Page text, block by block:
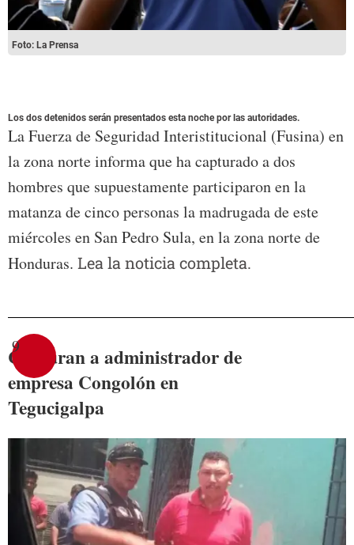
Foto: La Prensa
Los dos detenidos serán presentados esta noche por las autoridades.
La Fuerza de Seguridad Interistitucional (Fusina) en
la zona norte informa que ha capturado a dos
hombres que supuestamente participaron en la
matanza de cinco personas la madrugada de este
miércoles en San Pedro Sula, en la zona norte de
Honduras. Lea la noticia completa.
9
Capturan a administrador de
empresa Congolón en
Tegucigalpa